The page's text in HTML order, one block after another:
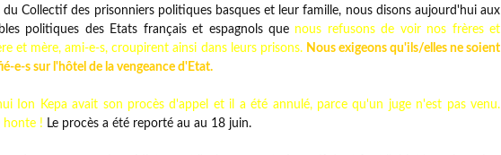
du Collectif des prisonniers politiques basques et leur famille, nous disons aujourd'hui aux
politiques des Etats français et espagnols que nous refusons de voir nos frères et
et mère, ami-e-s, croupirent ainsi dans leurs prisons. Nous exigeons qu'ils/elles ne soient
e-s sur l'hôtel de la vengeance d'Etat.
Ion Kepa avait son procès d'appel et il a été annulé, parce qu'un juge n'est pas venu.
honte ! Le procès a été reporté au au 18 juin.